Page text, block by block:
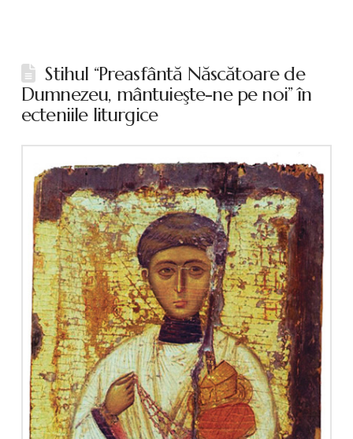
Stihul “Preasfântă Născătoare de
Dumnezeu, mântuieşte-ne pe noi” în
ecteniile liturgice